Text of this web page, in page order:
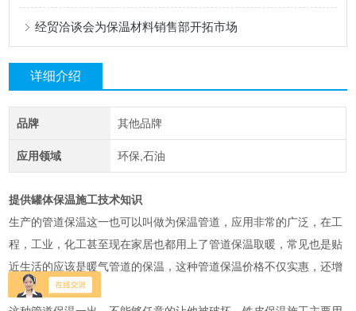
经贸洽谈会为保温材料销售部开拓市场
详细介绍
品牌 其他品牌
应用领域 环保,石油
提供罐体保温施工技术知识
生产的管道保温这一也可以叫做为保温管道，应用非常的广泛，在工
程，工业，化工甚至现在家居也都用上了管道保温取暖，常见也是贴
近生活的应该是暖气管道的保温，这种管道保温价格不仅实惠，还增
加了一份性。